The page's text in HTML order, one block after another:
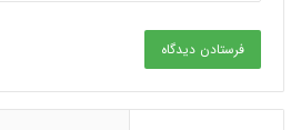
برچسب ها
از ساعت جیبی اگر مناسب استایل شخصی شماست